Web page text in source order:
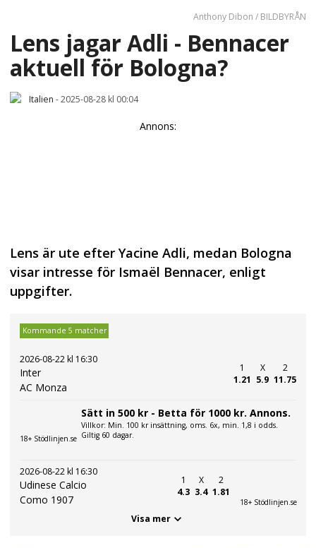
Anthony Dibon / BILDBYRÅN
Lens jagar Adli - Bennacer
aktuell för Bologna?
Italien -2025-08-28 kl 00:04
Annons:
Lens är ute efter Yacine Adli, medan Bologna
visar intresse för Ismaël Bennacer, enligt
uppgifter.
Kommande 5 matcher
2026-08-22 kl 16:30
Inter
AC Monza
1
1.21
X
5.9
2
11.75
18+ Stödlinjen.se
Sätt in 500 kr - Betta för 1000 kr. Annons.
Villkor: Min. 100 kr insättning, oms. 6x, min. 1,8 i odds.
Giltig 60 dagar.
2026-08-22 kl 16:30
Udinese Calcio
Como 1907
1
4.3
X
3.4
2
1.81
18+ Stödlinjen.se
Visa mer